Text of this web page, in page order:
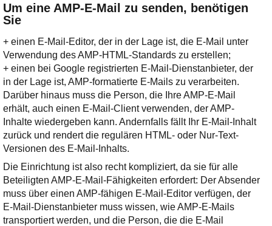
Um eine AMP-E-Mail zu senden, benötigen
Sie
+ einen E-Mail-Editor, der in der Lage ist, die E-Mail unter
Verwendung des AMP-HTML-Standards zu erstellen;
+ einen bei Google registrierten E-Mail-Dienstanbieter, der
in der Lage ist, AMP-formatierte E-Mails zu verarbeiten.
Darüber hinaus muss die Person, die Ihre AMP-E-Mail
erhält, auch einen E-Mail-Client verwenden, der AMP-
Inhalte wiedergeben kann. Andernfalls fällt Ihr E-Mail-Inhalt
zurück und rendert die regulären HTML- oder Nur-Text-
Versionen des E-Mail-Inhalts.
Die Einrichtung ist also recht kompliziert, da sie für alle
Beteiligten AMP-E-Mail-Fähigkeiten erfordert: Der Absender
muss über einen AMP-fähigen E-Mail-Editor verfügen, der
E-Mail-Dienstanbieter muss wissen, wie AMP-E-Mails
transportiert werden, und die Person, die die E-Mail